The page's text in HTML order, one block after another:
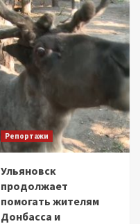
Репортажи
Ульяновск
продолжает
помогать жителям
Донбасса и